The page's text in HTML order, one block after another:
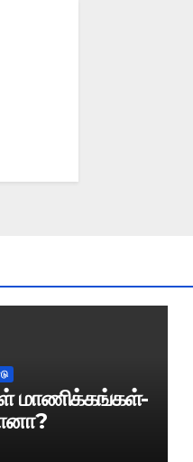
மாணிக்கங்கள்-